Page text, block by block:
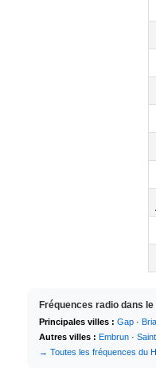
Fréquences radio dans
Principales villes : Gap ·
Autres villes : Embrun ·
→ Toutes les fréquences du